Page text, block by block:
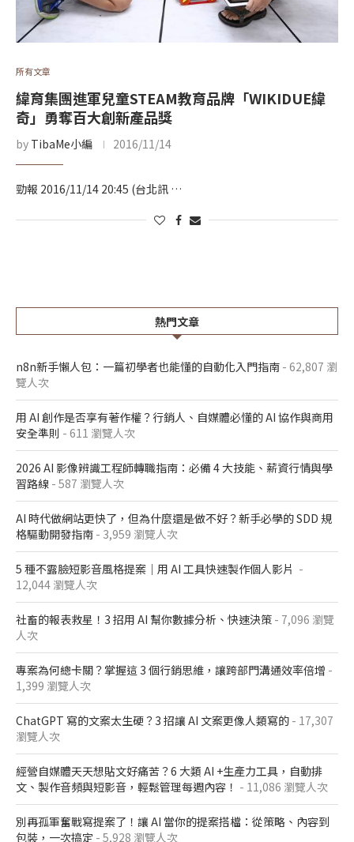
所有文章
緯育集團進軍兒童STEAM教育品牌「WIKIDUE緯
奇」勇奪百大創新產品獎
by TibaMe小編 2016/11/14
勁報 2016/11/14 20:45 (台北訊 …
熱門文章
n8n新手懶人包：一篇初學者也能懂的自動化入門指南 - 62,807 瀏
覽人次
用 AI 創作是否享有著作權？行銷人、自媒體必懂的 AI 協作與商用
安全準則 - 611 瀏覽人次
2026 AI 影像辨識工程師轉職指南：必備 4 大技能、薪資行情與學
習路線 - 587 瀏覽人次
AI 時代做網站更快了，但為什麼還是做不好？新手必學的 SDD 規
格驅動開發指南 - 3,959 瀏覽人次
5 種不露臉短影音風格提案｜用 AI 工具快速製作個人影片 -
12,044 瀏覽人次
社畜的報表救星！3 招用 AI 幫你數據分析、快速決策 - 7,096 瀏覽
人次
專案為何總卡關？掌握這 3 個行銷思維，讓跨部門溝通效率倍增 -
1,399 瀏覽人次
ChatGPT 寫的文案太生硬？3 招讓 AI 文案更像人類寫的 - 17,307
瀏覽人次
經營自媒體天天想貼文好痛苦？6 大類 AI +生產力工具，自動排
文、製作音頻與短影音，輕鬆管理每週內容！ - 11,086 瀏覽人次
別再孤軍奮戰寫提案了！讓 AI 當你的提案搭檔：從策略、內容到
包裝，一次搞定 - 5,928 瀏覽人次